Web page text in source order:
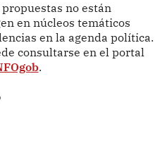
no están
en núcleos temáticos
en la agenda política.
consultarse en el portal
.